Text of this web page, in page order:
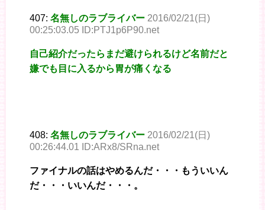
407: 名無しのラブライバー 2016/02/21(日)
00:25:03.05 ID:PTJ1p6P90.net
自己紹介だったらまだ避けられるけど名前だと
嫌でも目に入るから胃が痛くなる
408: 名無しのラブライバー 2016/02/21(日)
00:26:44.01 ID:ARx8/SRna.net
ファイナルの話はやめるんだ・・・もういいん
だ・・・いいんだ・・・。